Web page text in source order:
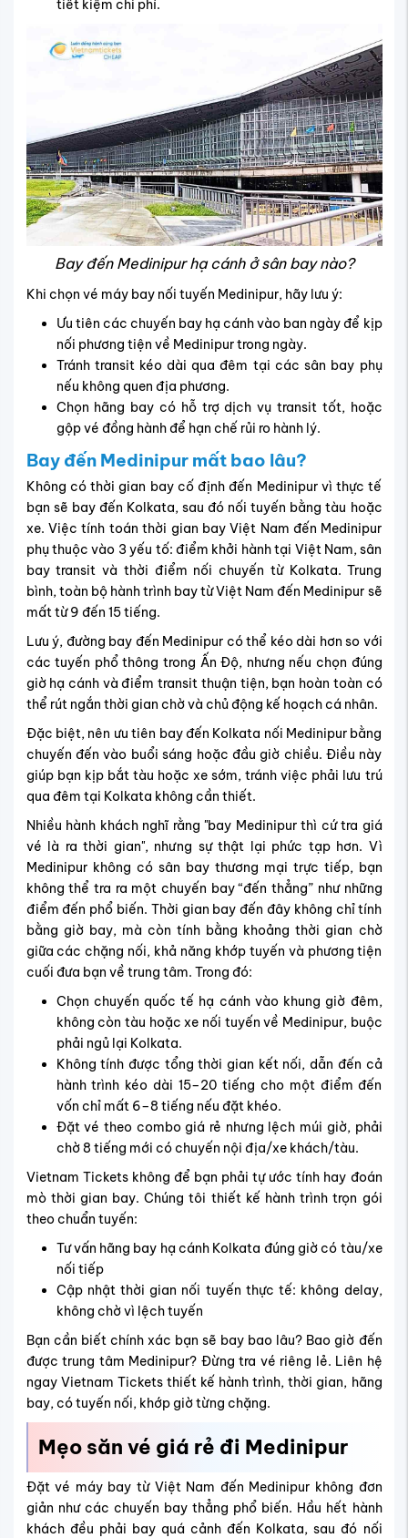
tiết kiệm chi phí.
Bay đến Medinipur hạ cánh ở sân bay nào?
Khi chọn vé máy bay nối tuyến Medinipur, hãy lưu ý:
Ưu tiên các chuyến bay hạ cánh vào ban ngày để kịp
nối phương tiện về Medinipur trong ngày.
Tránh transit kéo dài qua đêm tại các sân bay phụ
nếu không quen địa phương.
Chọn hãng bay có hỗ trợ dịch vụ transit tốt, hoặc
gộp vé đồng hành để hạn chế rủi ro hành lý.
Bay đến Medinipur mất bao lâu?
Không có thời gian bay cố định đến Medinipur vì thực tế
bạn sẽ bay đến Kolkata, sau đó nối tuyến bằng tàu hoặc
xe. Việc tính toán thời gian bay Việt Nam đến Medinipur
phụ thuộc vào 3 yếu tố: điểm khởi hành tại Việt Nam, sân
bay transit và thời điểm nối chuyến từ Kolkata. Trung
bình, toàn bộ hành trình bay từ Việt Nam đến Medinipur sẽ
mất từ 9 đến 15 tiếng.
Lưu ý, đường bay đến Medinipur có thể kéo dài hơn so với
các tuyến phổ thông trong Ấn Độ, nhưng nếu chọn đúng
giờ hạ cánh và điểm transit thuận tiện, bạn hoàn toàn có
thể rút ngắn thời gian chờ và chủ động kế hoạch cá nhân.
Đặc biệt, nên ưu tiên bay đến Kolkata nối Medinipur bằng
chuyến đến vào buổi sáng hoặc đầu giờ chiều. Điều này
giúp bạn kịp bắt tàu hoặc xe sớm, tránh việc phải lưu trú
qua đêm tại Kolkata không cần thiết.
Nhiều hành khách nghĩ rằng "bay Medinipur thì cứ tra giá
vé là ra thời gian", nhưng sự thật lại phức tạp hơn. Vì
Medinipur không có sân bay thương mại trực tiếp, bạn
không thể tra ra một chuyến bay “đến thẳng” như những
điểm đến phổ biến. Thời gian bay đến đây không chỉ tính
bằng giờ bay, mà còn tính bằng khoảng thời gian chờ
giữa các chặng nối, khả năng khớp tuyến và phương tiện
cuối đưa bạn về trung tâm. Trong đó:
Chọn chuyến quốc tế hạ cánh vào khung giờ đêm,
không còn tàu hoặc xe nối tuyến về Medinipur, buộc
phải ngủ lại Kolkata.
Không tính được tổng thời gian kết nối, dẫn đến cả
hành trình kéo dài 15–20 tiếng cho một điểm đến
vốn chỉ mất 6–8 tiếng nếu đặt khéo.
Đặt vé theo combo giá rẻ nhưng lệch múi giờ, phải
chờ 8 tiếng mới có chuyến nội địa/xe khách/tàu.
Vietnam Tickets không để bạn phải tự ước tính hay đoán
mò thời gian bay. Chúng tôi thiết kế hành trình trọn gói
theo chuẩn tuyến:
Tư vấn hãng bay hạ cánh Kolkata đúng giờ có tàu/xe
nối tiếp
Cập nhật thời gian nối tuyến thực tế: không delay,
không chờ vì lệch tuyến
Bạn cần biết chính xác bạn sẽ bay bao lâu? Bao giờ đến
được trung tâm Medinipur? Đừng tra vé riêng lẻ. Liên hệ
ngay Vietnam Tickets thiết kế hành trình, thời gian, hãng
bay, có tuyến nối, khớp giờ từng chặng.
Mẹo săn vé giá rẻ đi Medinipur
Đặt vé máy bay từ Việt Nam đến Medinipur không đơn
giản như các chuyến bay thẳng phổ biến. Hầu hết hành
khách đều phải bay quá cảnh đến Kolkata, sau đó nối